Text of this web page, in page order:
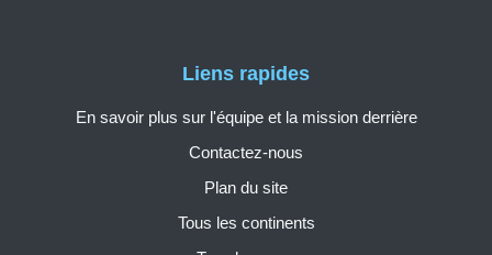
Liens rapides
En savoir plus sur l'équipe et la mission derrière
Contactez-nous
Plan du site
Tous les continents